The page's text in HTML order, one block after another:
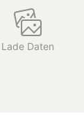
Lade Daten